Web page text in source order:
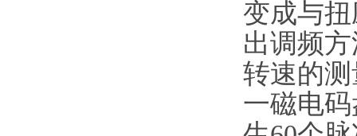
变成与
出调频
转速的
一磁电